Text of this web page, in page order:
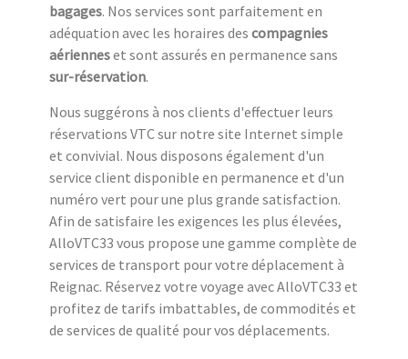
bagages. Nos services sont parfaitement en
adéquation avec les horaires des compagnies
aérienneset sont assurés en permanence sans
sur-réservation.
Nous suggérons à nos clients d'effectuer leurs
réservations VTC sur notre site Internet simple
et convivial. Nous disposons également d'un
service client disponible en permanence et d'un
numéro vert pour une plus grande satisfaction.
Afin de satisfaire les exigences les plus élevées,
AlloVTC33 vous propose une gamme complète de
services de transport pour votre déplacement à
Reignac. Réservez votre voyage avec AlloVTC33 et
profitez de tarifs imbattables, de commodités et
de services de qualité pour vos déplacements.